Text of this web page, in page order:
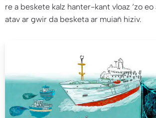
re a beskete kalz hanter-kant vloaz ‘zo
atav ar gwir da besketa ar muiañ hiziv.